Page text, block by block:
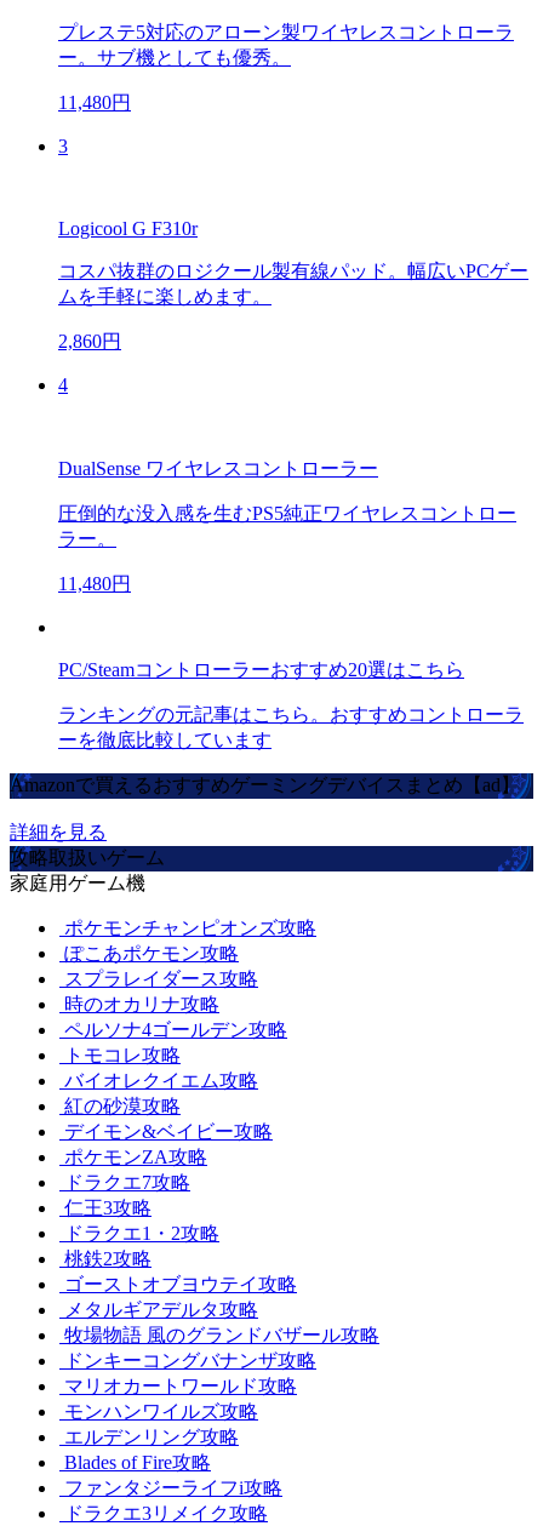
プレステ5対応のアローン製ワイヤレスコントローラ
ー。サブ機としても優秀。
11,480円
3
Logicool G F310r
コスパ抜群のロジクール製有線パッド。幅広いPCゲー
ムを手軽に楽しめます。
2,860円
4
DualSense ワイヤレスコントローラー
圧倒的な没入感を生むPS5純正ワイヤレスコントロー
ラー。
11,480円
PC/Steamコントローラーおすすめ20選はこちら
ランキングの元記事はこちら。おすすめコントローラ
ーを徹底比較しています
Amazonで買えるおすすめゲーミングデバイスまとめ【ad】
詳細を見る
攻略取扱いゲーム
家庭用ゲーム機
ポケモンチャンピオンズ攻略
ぽこあポケモン攻略
スプラレイダース攻略
時のオカリナ攻略
ペルソナ4ゴールデン攻略
トモコレ攻略
バイオレクイエム攻略
紅の砂漠攻略
デイモン&ベイビー攻略
ポケモンZA攻略
ドラクエ7攻略
仁王3攻略
ドラクエ1・2攻略
桃鉄2攻略
ゴーストオブヨウテイ攻略
メタルギアデルタ攻略
牧場物語 風のグランドバザール攻略
ドンキーコングバナンザ攻略
マリオカートワールド攻略
モンハンワイルズ攻略
エルデンリング攻略
Blades of Fire攻略
ファンタジーライフi攻略
ドラクエ3リメイク攻略